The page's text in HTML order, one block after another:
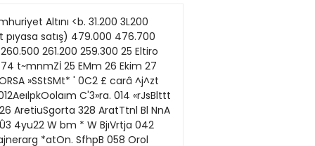
14
16
17
18
147» 3.327 6.192 2376 0 12.79! H\« KK 8330 14J14 1130C İ B U» I B I B i f i «.138 nm 51,129 6,139 2,728 İH» 3,114 1.7i 11300 1325 .1(300 17.302 5.110 9372 17,707 !7S 4171 ıs17.566 I.B 7274 2,184 6.326 US 99.66e £34' 1525C 4» •78 1M3Û 7,717 !!S '375 na 1225 2656 5.K7 4363 Î27I İW 118 2355 1171 15İ11 2301 1 1 * 111 1326 20 OK 1.002 2947 t 3735 M B 9341S 7« 7.896 10238 11,562 1.119 822S Iİ.M 1.43 1.1E ıa İB 4.129 IB 6i 064 8'39 580 IB İB 5389 1.» M» 7 6S 15.564 1.57i ıa 3.599 2.3C- 11.»647.000 7.1'S 121147.000 1.649 11S.734.455 15,700 S B B 1JS 2İ.364JJ» m 7X.000 '4369 B11,7«B 0 31DO0 32İ56J300 6OJK.797 11664.795 64B0C 321» K M 5 0 C 54E7Ü 7 : w» U27.0X 1750.00C 55191 1Cİ.» 214.000 6.768.500 129.000 435&O00 14JB8.5S9 11799.000 1.610.000 259 OT 757.000 25'J100 102.000 72.197:26 1JJ1ÖOOO S.150.0CO 57.3S-2O3 H.» •.•55003 ifftB 4.13253T 12.103 000 36352.5:1 1355.» 55 B B 771» 2İ86J30C maI77B 6S1000 3 mii»460055 101060223 11.751.001 539.000 602.000 51456000 SBIB 2İ373.M0 !.m.» I B B 245.0GC 2Q12X İUC» 157S00.30O 1851645 136100C' I B U1UGC H47sm 22S.0OD 0 !J7tiXC 1305.000 8936230 H.7I7.B I B B 64.610.000 17I.BJU t B B 5,134.943 7337500 7347,000 2224.000 0 72.625J70 1.DIC2C0 501000 1085.393 «ÜM 17.» eiB 994,751) •841500 1İS2J00 3T475 33S7 a 1S.137 1J56 1J53 '260 1358 17,12! 3.487 3J95 23.567 İ B 61B MS 7200 6300 15.750 683 510 İ.0C5 5465 2336 6.0O5 1339 İSf. 659 2'288 1C.7S •376 2.7» 2221 İİC »36'63 •908 3£99 ını nm2JJ41 UB a1205 3 11a 8.783 916 1.445 651 EL053 998 27J« 6.7S3 1.B IB 8.51E 23565 İ B 7255. 4.855 6,440 11.79 1895 1.582 29,192 0 1,875 21.638 62,316 K İJi 11751 5.0! '6.397 8.6Tj 63)0 K 0 5.067 1317 '.603 26587 7933 1774 U» <-» 5360 •942 1716 BORSA (2. IseSeMli K *carav*»t: B »IttıCiMriıd B NpâMriı I W [10 MFıas 111 kpt C12 Aiou f i Dcfcna KHa Ott MtnaVuRM^ 91G IttoHGKİrç 01* Wto Hcttv 'ffl1 CitıoaTMs 019 JJJsUenoJ Kilk^HU. 023 4b)*& BStaMİBDİt CE6MoliSmta Q2* JÇJtJÖÛBtOB! CCfi ıVzTÂsi B£* B1İBİM C33 rVnfou SuL CS* tev jnn mmırnnMBTaM 3T rttrfis^i.On. 2J rV39ıS 11*. 'X KBBM H I M B I M 046 9OU'jn*ıtc 0lT3osaTcSan. KMfcM* 050 9ora« 'im &G. QE2 9oBsar'l «w £3 dt^tvtc £4 SusaÇinffc 355 irttn^i-Oıi. Hhfi ' VI JBJTtt CBHIÜBI ı3£2 C«tr j|W £3 Çnsı E5 â a M n EB $aftt| H BPÎM JÎS O&tİCmt nMBBİ 172 Dnsrttd